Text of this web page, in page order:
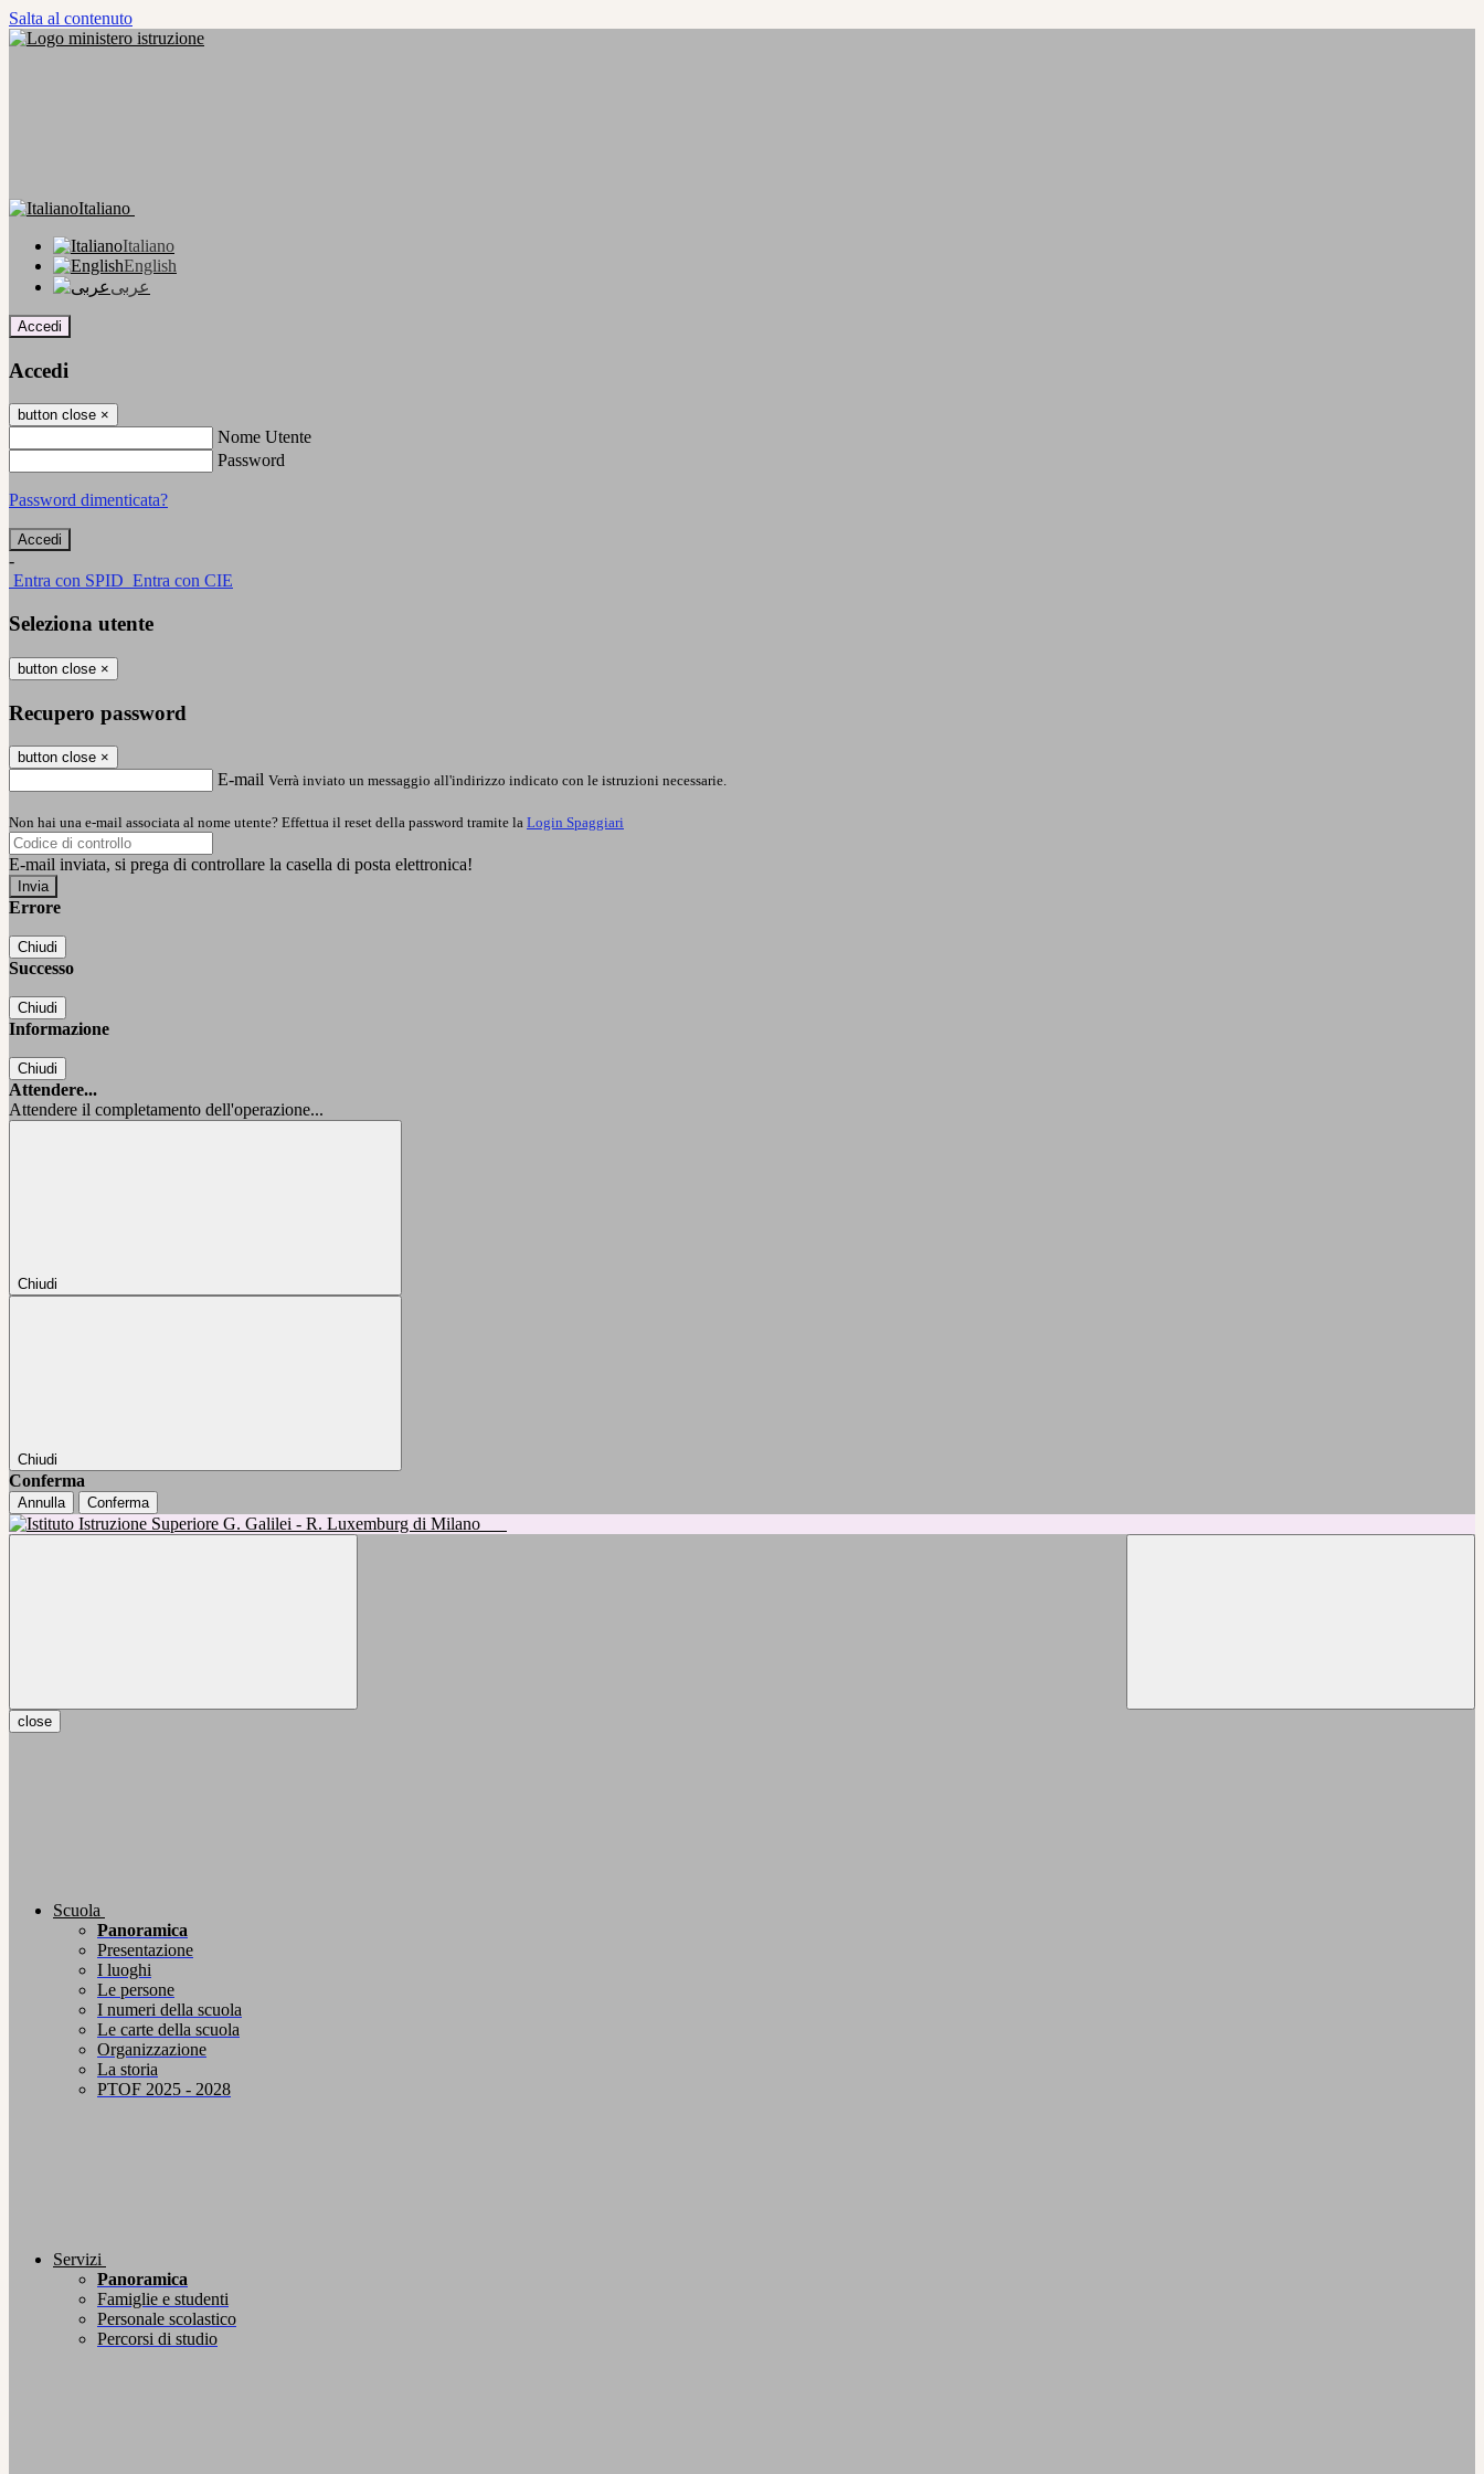
Salta al contenuto
Italiano
Italiano
English
عربى
Accedi
Accedi
button close ×
Nome Utente
Password
Password dimenticata?
-
Entra con SPID Entra con CIE
Seleziona utente
button close ×
Recupero password
button close ×
E-mail Verrà inviato un messaggio all'indirizzo indicato con le istruzioni necessarie.
Non hai una e-mail associata al nome utente? Effettua il reset della password tramite la Login Spaggiari
E-mail inviata, si prega di controllare la casella di posta elettronica!
Errore
Chiudi
Successo
Chiudi
Informazione
Chiudi
Attendere...
Attendere il completamento dell'operazione...
Chiudi
Chiudi
Conferma
Annulla Conferma
close
Scuola
Panoramica
Presentazione
I luoghi
Le persone
I numeri della scuola
Le carte della scuola
Organizzazione
La storia
PTOF 2025 - 2028
Servizi
Panoramica
Famiglie e studenti
Personale scolastico
Percorsi di studio